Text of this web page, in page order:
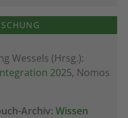
Wessels (Hrsg.):
2025, Nomos
Archiv: Wissen